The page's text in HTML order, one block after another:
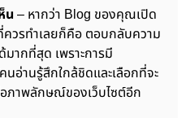
น – หากว่า Blog ของคุณเปิด
ควรทำเลยก็คือ ตอบกลับความ
มากที่สุด เพราะการมี
อ่านรู้สึกใกล้ชิดและเลือกที่จะ
าพลักษณ์ของเว็บไซต์อีก